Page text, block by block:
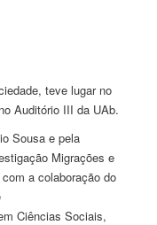
teve lugar no
Auditório III da UAb.
Sousa e pela
Migrações e
a colaboração do
Ciências Sociais,